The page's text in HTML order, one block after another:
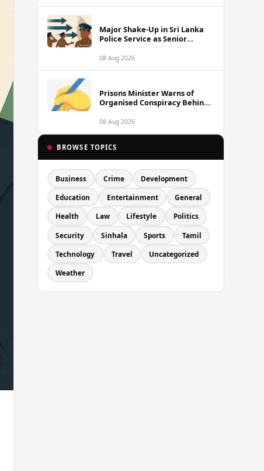
Major Shake-Up in Sri Lanka
Police Service as Senior
Transfers
08 Aug 2026
Prisons Minister Warns of
Organised Conspiracy Behind
08 Aug 2026
BROWSE TOPICS
Business Crime Development
Education Entertainment General
Health Law Lifestyle Politics
Security Sinhala Sports Tamil
Technology Travel Uncategorized
Weather